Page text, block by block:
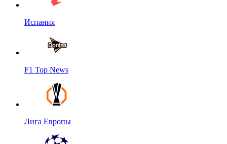
Испания
F1 Top News
Лига Европы